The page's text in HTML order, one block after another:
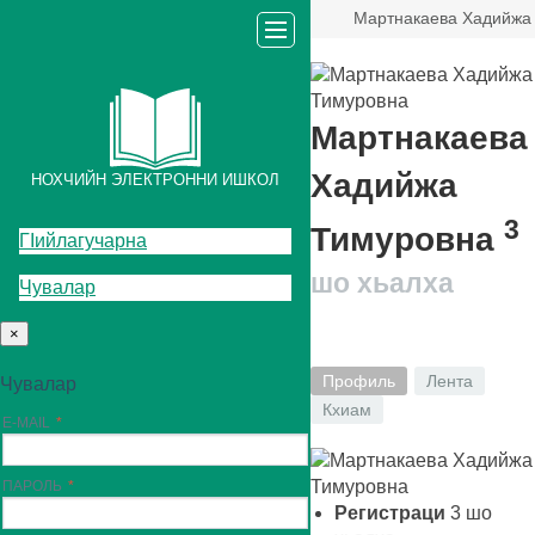
Мартнакаева
НОХЧИЙН ЭЛЕКТРОННИ ИШКОЛ
ГIийлагучарна
Чувалар
×
Чувалар
E-MAIL
ПАРОЛЬ
Мартнакаева
Хадийжа
Тимуровна 3
шо хьалха
Профиль
Лента
Кхиам
Регистраци 3 шо